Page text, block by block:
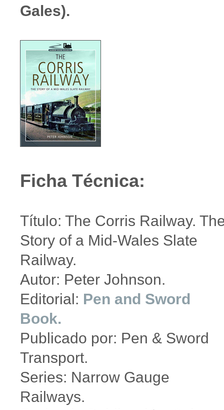
Gales).
Ficha Técnica:
Título: The Corris Railway.
Story of a Mid-Wales Slate
Railway.
Autor: Peter Johnson.
Editorial: Pen and Sword
Book.
Publicado por: Pen & Sword
Transport.
Series: Narrow Gauge
Railways.